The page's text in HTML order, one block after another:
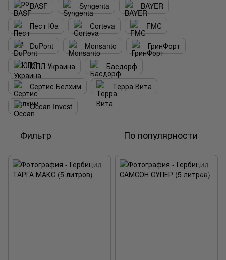
BASF
Syngenta
BAYER
Пест Юа
Corteva
FMC
DuPont
Monsanto
ГринФорт
ЮПЛ Украина
Басдорф
Сертис Белхим
Терра Вита
Ocean Invest
Фильтр По популярности